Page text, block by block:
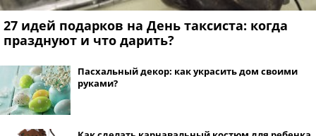
27 идей подарков на День таксиста: когда
празднуют и что дарить?
Пасхальный декор: как украсить дом своими
руками?